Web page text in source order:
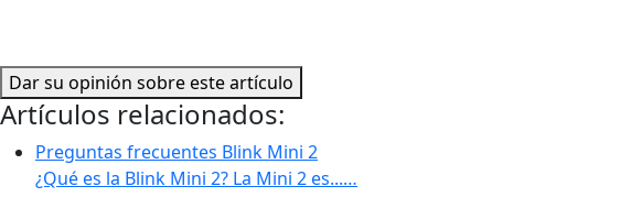
Dar su opinión sobre este artículo
Artículos relacionados:
Preguntas frecuentes Blink Mini 2
¿Qué es la Blink Mini 2? La Mini 2 es...…